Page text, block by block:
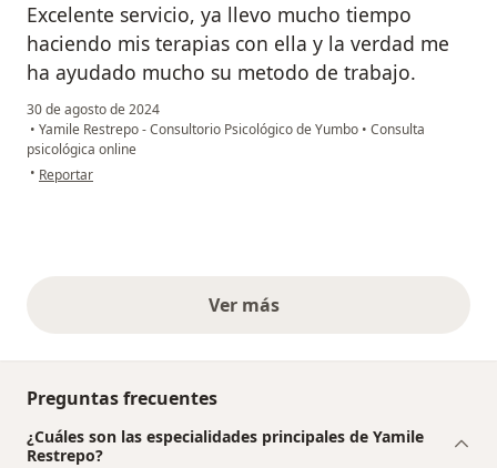
Excelente servicio, ya llevo mucho tiempo
haciendo mis terapias con ella y la verdad me
ha ayudado mucho su metodo de trabajo.
30 de agosto de 2024
• Yamile Restrepo - Consultorio Psicológico de Yumbo • Consulta
psicológica online
• en opinión del usuario Lina lopez
Reportar
Ver másopiniones anteriores
Preguntas frecuentes
¿Cuáles son las especialidades principales de Yamile
Restrepo?